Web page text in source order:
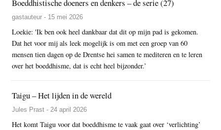
Boeddhistische doeners en denkers – de serie (27)
gastauteur - 15 mei 2026
Loekie: 'Ik ben ook heel dankbaar dat dit op mijn pad is gekomen.
Dat het voor mij als leek mogelijk is om met een groep van 60
mensen tien dagen op de Drentse hei samen te mediteren en te leren
over het boeddhisme, dat is echt heel bijzonder.’
Taigu – Het lijden in de wereld
Jules Prast - 24 april 2026
Het komt Taigu voor dat boeddhisme te vaak gaat over ‘verlichting’